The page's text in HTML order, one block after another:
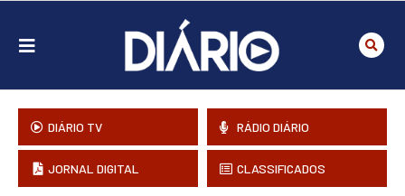
DIÁRIO TV RÁDIO DIÁRIO
JORNAL DIGITAL CLASSIFICADOS